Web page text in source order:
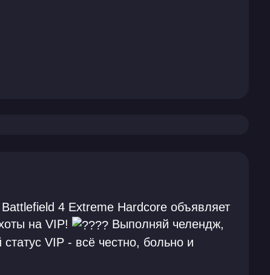
4 Extreme Hardcore объявляет
на VIP!
Выполняй челендж,
статус VIP - всё честно, больно и